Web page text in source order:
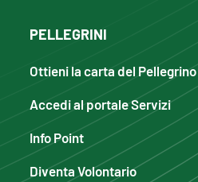
PELLEGRINI
Ottieni la carta del Pellegrino
Accedi al portale Servizi
Info Point
Diventa Volontario